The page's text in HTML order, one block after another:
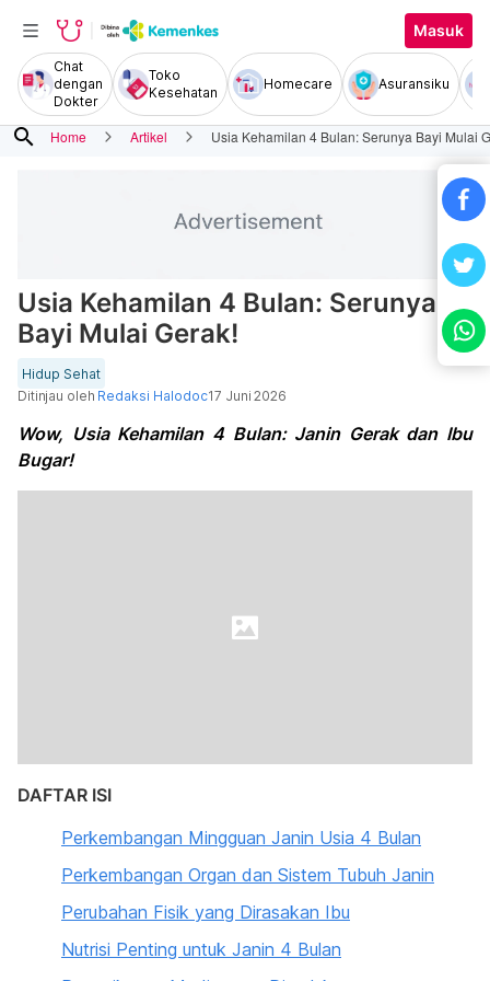
Masuk
Chat
dengan
Dokter
Toko
Kesehatan
Homecare Asuransiku
search Home Artikel Usia Kehamilan 4 Bulan: Serunya Bayi Mulai
Usia Kehamilan 4 Bulan: Serunya
Bayi Mulai Gerak!
Hidup Sehat
Ditinjau oleh Redaksi Halodoc17 Juni 2026
Wow, Usia Kehamilan 4 Bulan: Janin Gerak dan Ibu
Bugar!
DAFTAR ISI
Perkembangan Mingguan Janin Usia 4 Bulan
Perkembangan Organ dan Sistem Tubuh Janin
Perubahan Fisik yang Dirasakan Ibu
Nutrisi Penting untuk Janin 4 Bulan